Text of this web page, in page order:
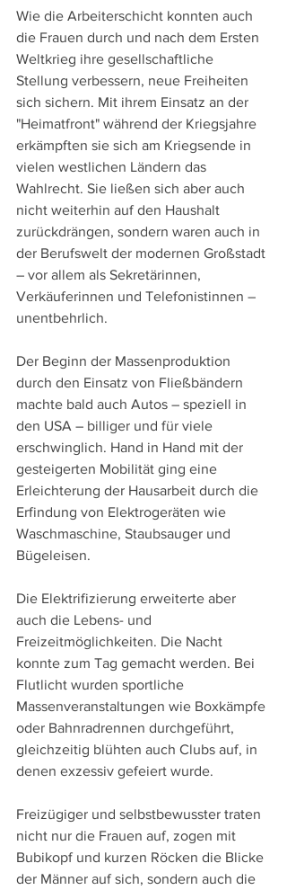
Wie die Arbeiterschicht konnten auch
die Frauen durch und nach dem Ersten
Weltkrieg ihre gesellschaftliche
Stellung verbessern, neue Freiheiten
sich sichern. Mit ihrem Einsatz an der
"Heimatfront" während der Kriegsjahre
erkämpften sie sich am Kriegsende in
vielen westlichen Ländern das
Wahlrecht. Sie ließen sich aber auch
nicht weiterhin auf den Haushalt
zurückdrängen, sondern waren auch in
der Berufswelt der modernen Großstadt
– vor allem als Sekretärinnen,
Verkäuferinnen und Telefonistinnen –
unentbehrlich.
Der Beginn der Massenproduktion
durch den Einsatz von Fließbändern
machte bald auch Autos – speziell in
den USA – billiger und für viele
erschwinglich. Hand in Hand mit der
gesteigerten Mobilität ging eine
Erleichterung der Hausarbeit durch die
Erfindung von Elektrogeräten wie
Waschmaschine, Staubsauger und
Bügeleisen.
Die Elektrifizierung erweiterte aber
auch die Lebens- und
Freizeitmöglichkeiten. Die Nacht
konnte zum Tag gemacht werden. Bei
Flutlicht wurden sportliche
Massenveranstaltungen wie Boxkämpfe
oder Bahnradrennen durchgeführt,
gleichzeitig blühten auch Clubs auf, in
denen exzessiv gefeiert wurde.
Freizügiger und selbstbewusster traten
nicht nur die Frauen auf, zogen mit
Bubikopf und kurzen Röcken die Blicke
der Männer auf sich, sondern auch die